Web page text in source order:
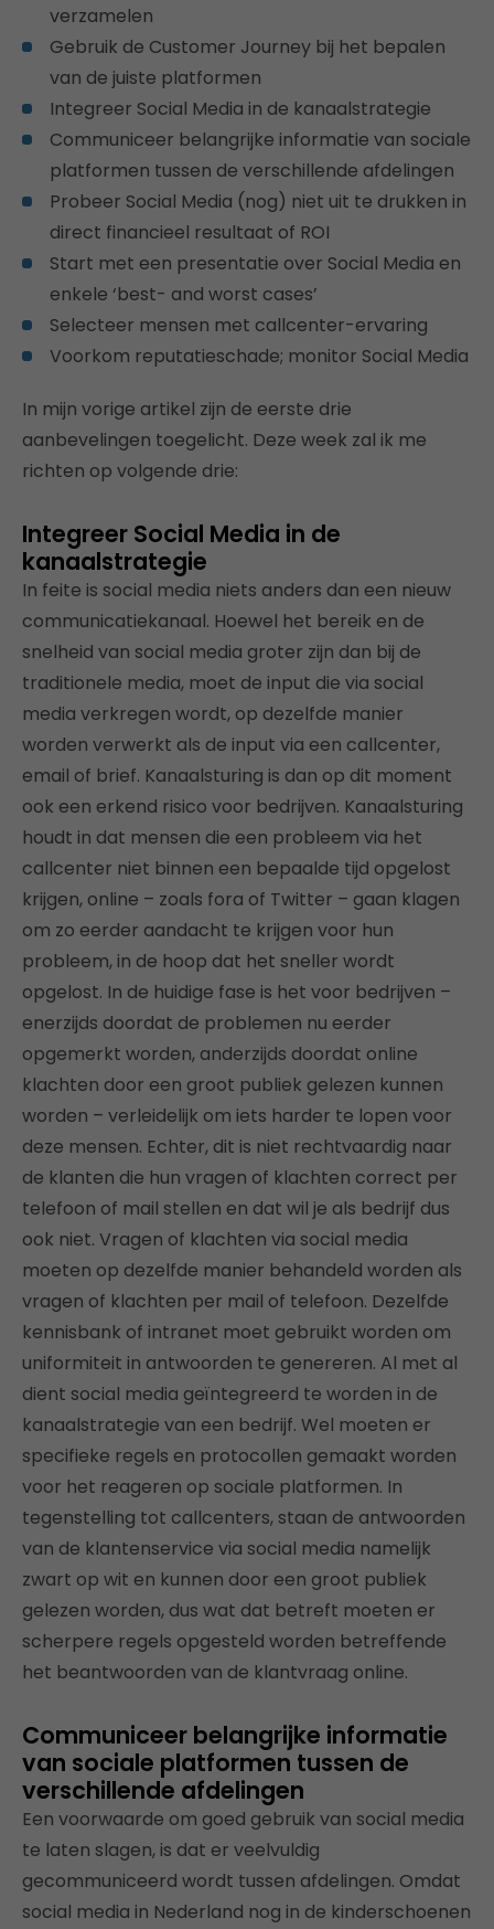
verzamelen
Gebruik de Customer Journey bij het bepalen
van de juiste platformen
Integreer Social Media in de kanaalstrategie
Communiceer belangrijke informatie van sociale
platformen tussen de verschillende afdelingen
Probeer Social Media (nog) niet uit te drukken in
direct financieel resultaat of ROI
Start met een presentatie over Social Media en
enkele ‘best- and worst cases’
Selecteer mensen met callcenter-ervaring
Voorkom reputatieschade; monitor Social Media
In mijn vorige artikel zijn de eerste drie
aanbevelingen toegelicht. Deze week zal ik me
richten op volgende drie:
Integreer Social Media in de
kanaalstrategie
In feite is social media niets anders dan een nieuw
communicatiekanaal. Hoewel het bereik en de
snelheid van social media groter zijn dan bij de
traditionele media, moet de input die via social
media verkregen wordt, op dezelfde manier
worden verwerkt als de input via een callcenter,
email of brief. Kanaalsturing is dan op dit moment
ook een erkend risico voor bedrijven. Kanaalsturing
houdt in dat mensen die een probleem via het
callcenter niet binnen een bepaalde tijd opgelost
krijgen, online – zoals fora of Twitter – gaan klagen
om zo eerder aandacht te krijgen voor hun
probleem, in de hoop dat het sneller wordt
opgelost. In de huidige fase is het voor bedrijven –
enerzijds doordat de problemen nu eerder
opgemerkt worden, anderzijds doordat online
klachten door een groot publiek gelezen kunnen
worden – verleidelijk om iets harder te lopen voor
deze mensen. Echter, dit is niet rechtvaardig naar
de klanten die hun vragen of klachten correct per
telefoon of mail stellen en dat wil je als bedrijf dus
ook niet. Vragen of klachten via social media
moeten op dezelfde manier behandeld worden als
vragen of klachten per mail of telefoon. Dezelfde
kennisbank of intranet moet gebruikt worden om
uniformiteit in antwoorden te genereren. Al met al
dient social media geïntegreerd te worden in de
kanaalstrategie van een bedrijf. Wel moeten er
specifieke regels en protocollen gemaakt worden
voor het reageren op sociale platformen. In
tegenstelling tot callcenters, staan de antwoorden
van de klantenservice via social media namelijk
zwart op wit en kunnen door een groot publiek
gelezen worden, dus wat dat betreft moeten er
scherpere regels opgesteld worden betreffende
het beantwoorden van de klantvraag online.
Communiceer belangrijke informatie
van sociale platformen tussen de
verschillende afdelingen
Een voorwaarde om goed gebruik van social media
te laten slagen, is dat er veelvuldig
gecommuniceerd wordt tussen afdelingen. Omdat
social media in Nederland nog in de kinderschoenen